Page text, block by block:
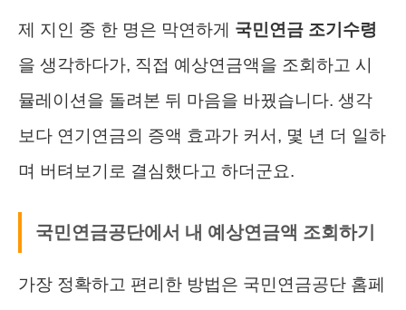
제 지인 중 한 명은 막연하게 국민연금 조기수령
을 생각하다가, 직접 예상연금액을 조회하고 시
뮬레이션을 돌려본 뒤 마음을 바꿨습니다. 생각
보다 연기연금의 증액 효과가 커서, 몇 년 더 일하
며 버텨보기로 결심했다고 하더군요.
국민연금공단에서 내 예상연금액 조회하기
가장 정확하고 편리한 방법은 국민연금공단 홈페